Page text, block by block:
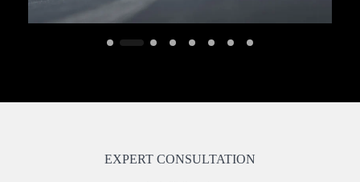
EXPERT CONSULTATION